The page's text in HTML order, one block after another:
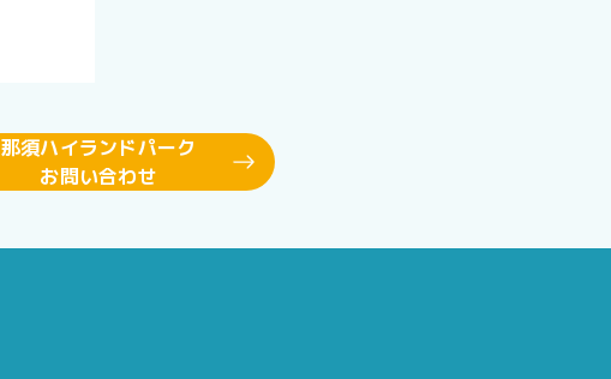
那須ハイランドパーク
お問い合わせ